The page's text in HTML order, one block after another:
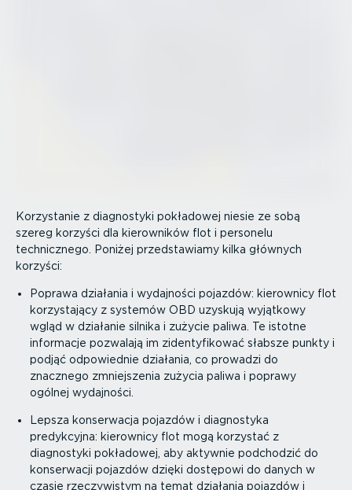
Korzystanie z diagnostyki pokładowej niesie ze sobą
szereg korzyści dla kierowników flot i personelu
technicznego. Poniżej przed­sta­wiamy kilka głównych
korzyści:
Poprawa działania i wydajności pojazdów: kierownicy flot
korzy­stający z systemów OBD uzyskują wyjątkowy
wgląd w działanie silnika i zużycie paliwa. Te istotne
informacje pozwalają im ziden­ty­fi­kować słabsze punkty i
podjąć odpowiednie działania, co prowadzi do
znacznego zmniej­szenia zużycia paliwa i poprawy
ogólnej wydajności.
Lepsza konserwacja pojazdów i diagnostyka
predykcyjna: kierownicy flot mogą korzystać z
diagnostyki pokładowej, aby aktywnie podchodzić do
konserwacji pojazdów dzięki dostępowi do danych w
czasie rzeczy­wistym na temat działania pojazdów i